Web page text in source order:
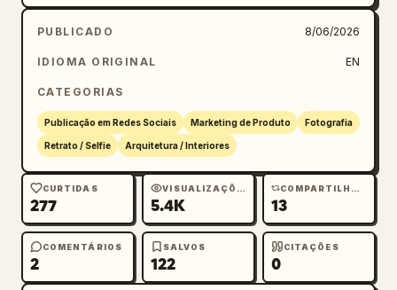
    "lens": "50mm",
    "aperture": "f/1.8",
    "angle": "perspectiva de selfie em close-
    "depth_of_field": "rasa"
  },
  "lighting": {
    "direction": "luz do dia difusa",
    "mood": "aconchegante, relaxado, íntimo"
  },
  "composition": {
    "framing": "retrato vertical",
PUBLICADO 8/06/2026
IDIOMA ORIGINAL EN
CATEGORIAS
Publicação em Redes Sociais Marketing de Produto Fotografia
Retrato / Selfie Arquitetura / Interiores
CURTIDAS
277
VISUALIZAÇÕES
5.4K
COMPARTILHAMENTOS
13
COMENTÁRIOS
2
SALVOS
122
CITAÇÕES
0